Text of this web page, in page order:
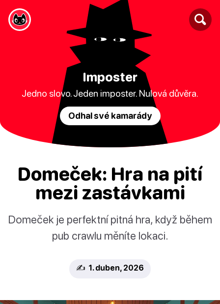
Imposter
Jedno slovo. Jeden imposter. Nulová důvěra.
Odhal své kamarády
Domeček: Hra na pití
mezi zastávkami
Domeček je perfektní pitná hra, když během
pub crawlu měníte lokaci.
✍️ 1. duben, 2026